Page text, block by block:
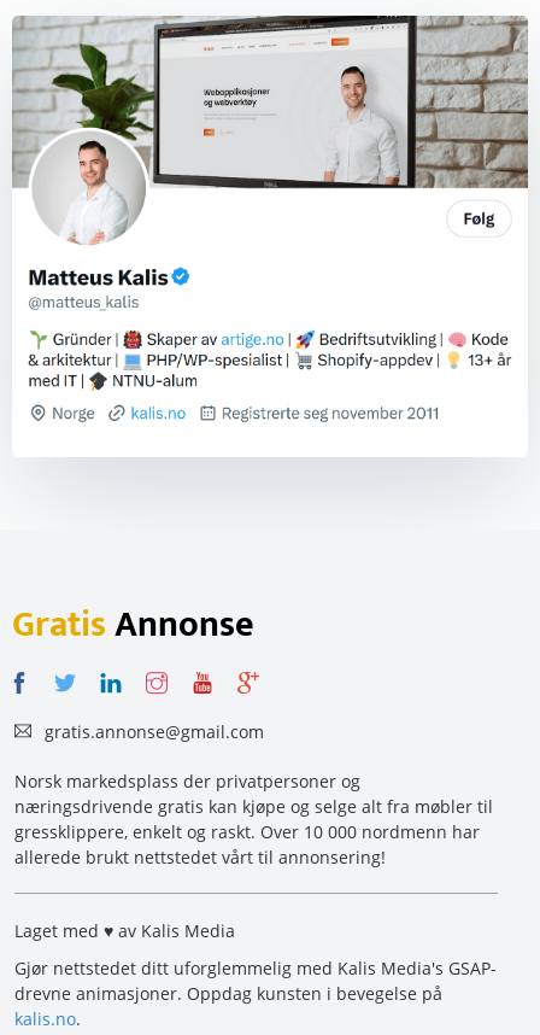
GratisAnnonse
gratis.annonse@gmail.com
Norsk markedsplass der privatpersoner og
næringsdrivende gratis kan kjøpe og selge alt fra møbler til
gressklippere, enkelt og raskt. Over 10 000 nordmenn har
allerede brukt nettstedet vårt til annonsering!
Laget med ♥ av Kalis Media
Gjør nettstedet ditt uforglemmelig med Kalis Media's GSAP-
drevne animasjoner. Oppdag kunsten i bevegelse på
kalis.no.